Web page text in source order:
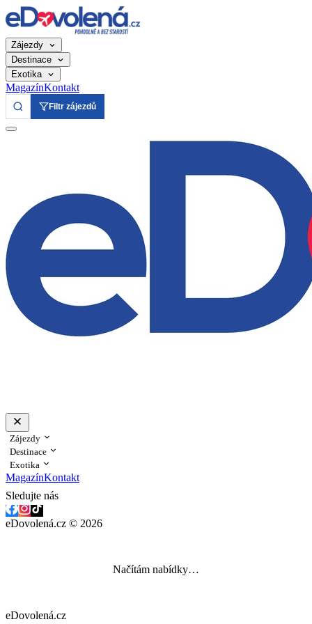
Zájezdy
Destinace
Exotika
MagazínKontakt
Filtr zájezdů
Zájezdy
Destinace
Exotika
MagazínKontakt
Sledujte nás
eDovolená.cz © 2026
Načítám nabídky…
eDovolená.cz